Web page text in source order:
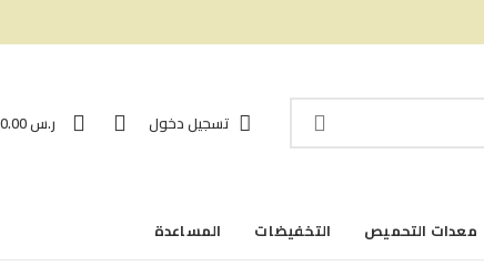
تسجيل دخول 0
0 ر.س
معدات التحميص التخفيضات المساعدة